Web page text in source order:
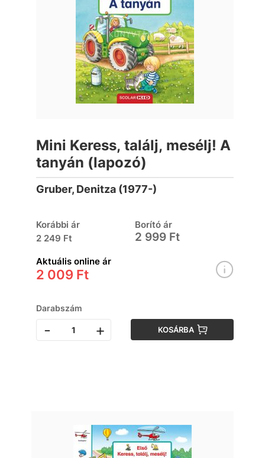
Mini Keress, találj, mesélj! A
tanyán (lapozó)
Gruber, Denitza (1977-)
Korábbi ár
2 249 Ft
Borító ár
2 999 Ft
Aktuális online ár
2 009 Ft
Darabszám
- + KOSÁRBA